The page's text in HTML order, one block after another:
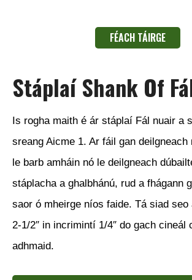
FÉACH TÁIRGE
Stáplaí Shank Of
Is rogha maith é ár stáplaí Fál nuair a
sreang Aicme 1. Ar fáil gan deilgneach
le barb amháin nó le deilgneach
stáplacha a ghalbhánú, rud a fhágann
saor ó mheirge níos faide. Tá siad seo
2-1/2″ in incrimintí 1/4″ do gach cineál
adhmaid.